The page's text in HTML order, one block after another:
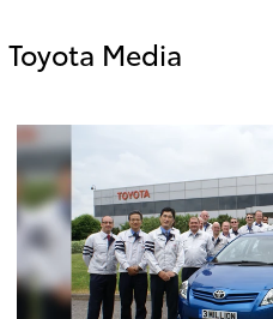
Toyota Media